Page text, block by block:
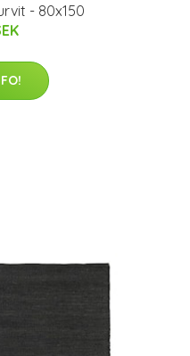
- 80x150